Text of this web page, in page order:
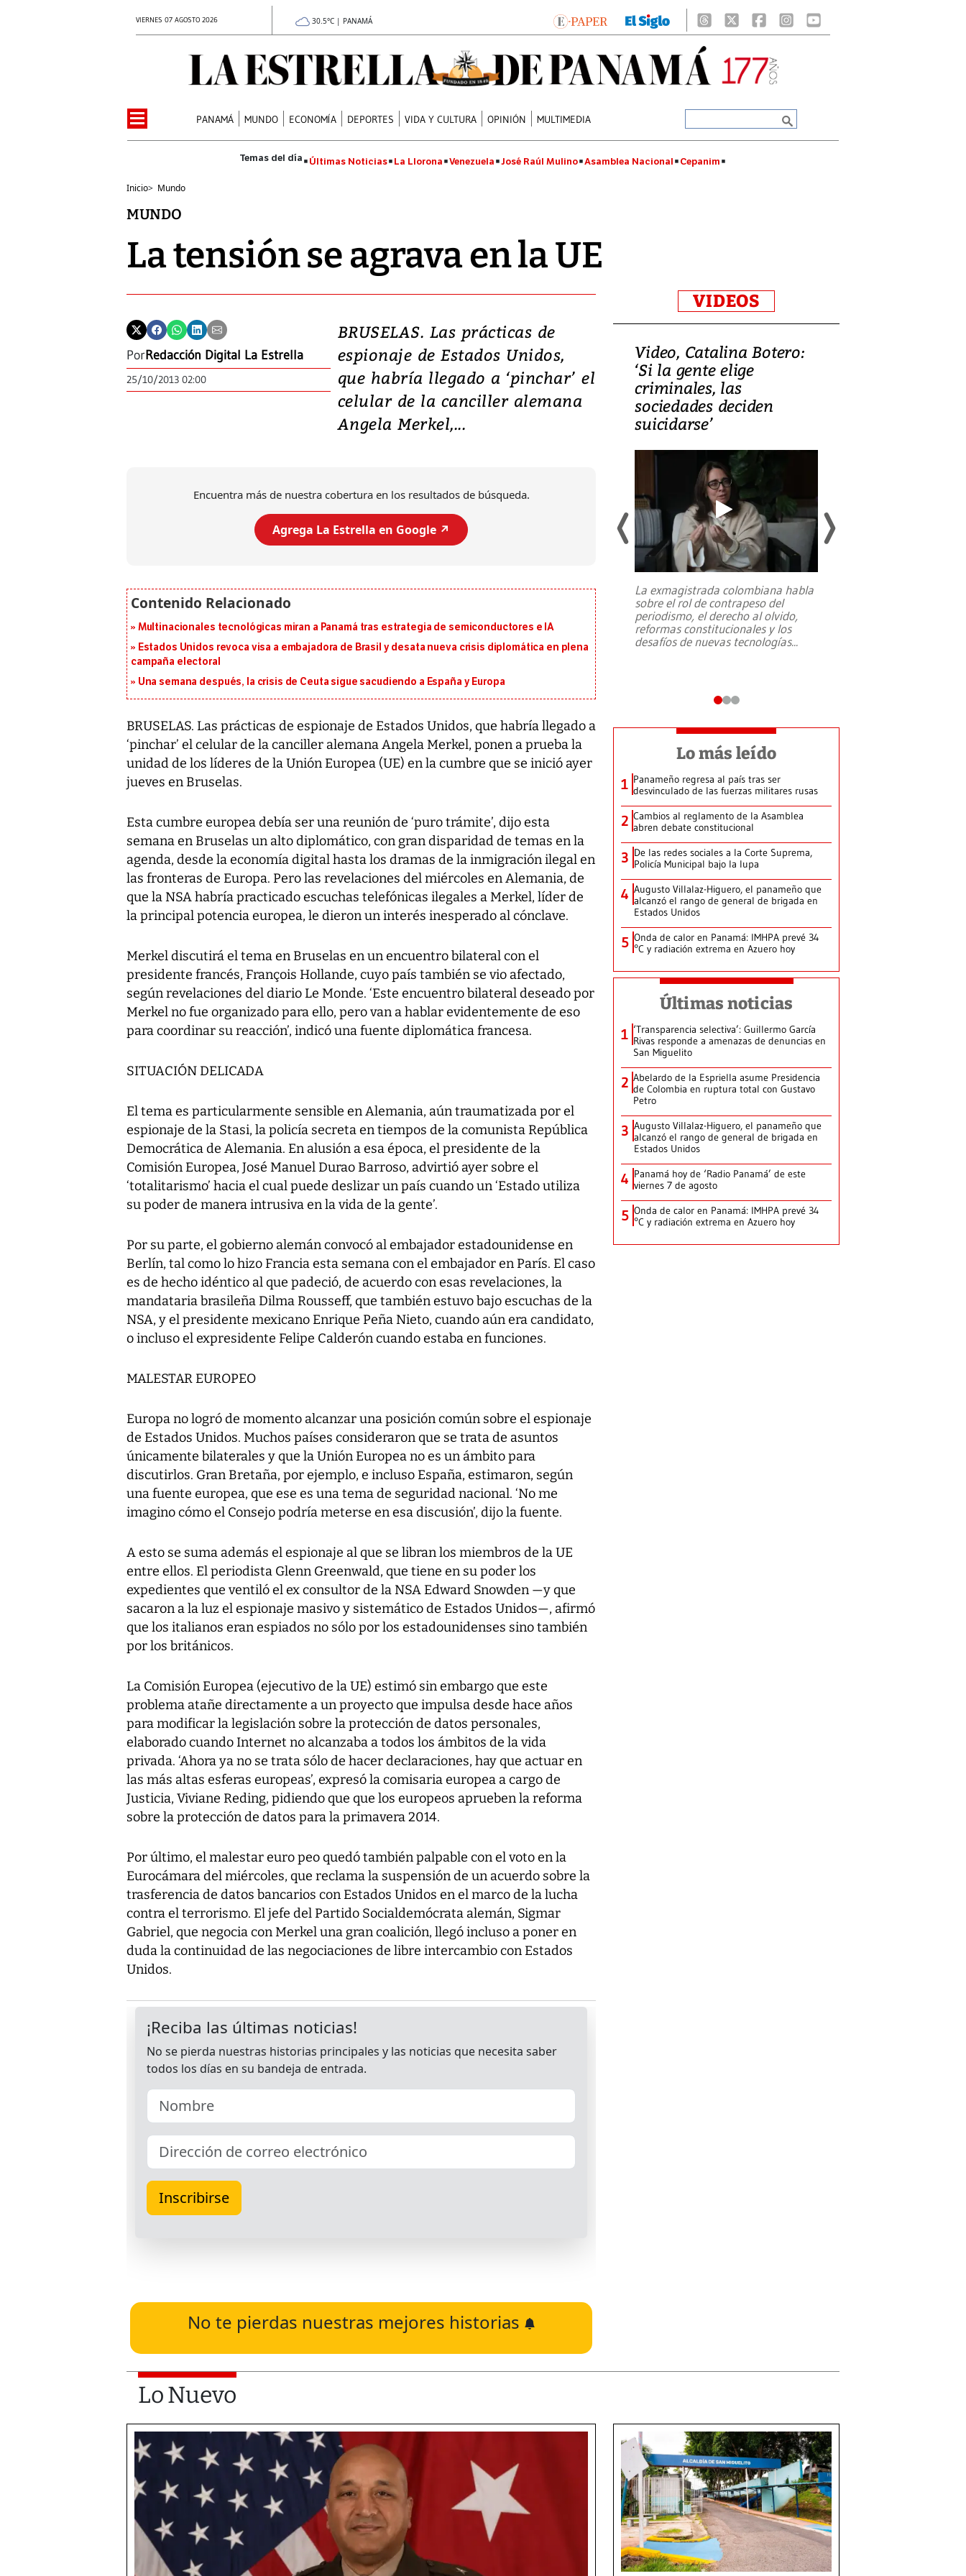
VIERNES 07 AGOSTO 2026 30.5°C | PANAMÁ
PANAMÁ MUNDO ECONOMÍA DEPORTES VIDA Y CULTURA OPINIÓN MULTIMEDIA
Últimas Noticias La Llorona Venezuela José Raúl Mulino Asamblea Nacional Cepanim
Inicio> Mundo
MUNDO
La tensión se agrava en la UE
PorRedacción Digital La Estrella
25/10/2013 02:00
BRUSELAS. Las prácticas de
espionaje de Estados Unidos,
que habría llegado a ‘pinchar’ el
celular de la canciller alemana
Angela Merkel,...
Encuentra más de nuestra cobertura en los resultados de búsqueda.
Agrega La Estrella en Google ↗️
Multinacionales tecnológicas miran a Panamá tras estrategia de semiconductores e IA
Estados Unidos revoca visa a embajadora de Brasil y desata nueva crisis diplomática en plena
campaña electoral
Una semana después, la crisis de Ceuta sigue sacudiendo a España y Europa
BRUSELAS. Las prácticas de espionaje de Estados Unidos, que habría llegado a
‘pinchar’ el celular de la canciller alemana Angela Merkel, ponen a prueba la
unidad de los líderes de la Unión Europea (UE) en la cumbre que se inició ayer
jueves en Bruselas.
Esta cumbre europea debía ser una reunión de ‘puro trámite’, dijo esta
semana en Bruselas un alto diplomático, con gran disparidad de temas en la
agenda, desde la economía digital hasta los dramas de la inmigración ilegal en
las fronteras de Europa. Pero las revelaciones del miércoles en Alemania, de
que la NSA habría practicado escuchas telefónicas ilegales a Merkel, líder de
la principal potencia europea, le dieron un interés inesperado al cónclave.
Merkel discutirá el tema en Bruselas en un encuentro bilateral con el
presidente francés, François Hollande, cuyo país también se vio afectado,
según revelaciones del diario Le Monde. ‘Este encuentro bilateral deseado por
Merkel no fue organizado para ello, pero van a hablar evidentemente de eso
para coordinar su reacción’, indicó una fuente diplomática francesa.
SITUACIÓN DELICADA
El tema es particularmente sensible en Alemania, aún traumatizada por el
espionaje de la Stasi, la policía secreta en tiempos de la comunista República
Democrática de Alemania. En alusión a esa época, el presidente de la
Comisión Europea, José Manuel Durao Barroso, advirtió ayer sobre el
‘totalitarismo’ hacia el cual puede deslizar un país cuando un ‘Estado utiliza
su poder de manera intrusiva en la vida de la gente’.
Por su parte, el gobierno alemán convocó al embajador estadounidense en
Berlín, tal como lo hizo Francia esta semana con el embajador en París. El caso
es de hecho idéntico al que padeció, de acuerdo con esas revelaciones, la
mandataria brasileña Dilma Rousseff, que también estuvo bajo escuchas de la
NSA, y el presidente mexicano Enrique Peña Nieto, cuando aún era candidato,
o incluso el expresidente Felipe Calderón cuando estaba en funciones.
MALESTAR EUROPEO
Europa no logró de momento alcanzar una posición común sobre el espionaje
de Estados Unidos. Muchos países consideraron que se trata de asuntos
únicamente bilaterales y que la Unión Europea no es un ámbito para
discutirlos. Gran Bretaña, por ejemplo, e incluso España, estimaron, según
una fuente europea, que ese es una tema de seguridad nacional. ‘No me
imagino cómo el Consejo podría meterse en esa discusión’, dijo la fuente.
A esto se suma además el espionaje al que se libran los miembros de la UE
entre ellos. El periodista Glenn Greenwald, que tiene en su poder los
expedientes que ventiló el ex consultor de la NSA Edward Snowden —y que
sacaron a la luz el espionaje masivo y sistemático de Estados Unidos—, afirmó
que los italianos eran espiados no sólo por los estadounidenses sino también
por los británicos.
La Comisión Europea (ejecutivo de la UE) estimó sin embargo que este
problema atañe directamente a un proyecto que impulsa desde hace años
para modificar la legislación sobre la protección de datos personales,
elaborado cuando Internet no alcanzaba a todos los ámbitos de la vida
privada. ‘Ahora ya no se trata sólo de hacer declaraciones, hay que actuar en
las más altas esferas europeas’, expresó la comisaria europea a cargo de
Justicia, Viviane Reding, pidiendo que que los europeos aprueben la reforma
sobre la protección de datos para la primavera 2014.
Por último, el malestar euro peo quedó también palpable con el voto en la
Eurocámara del miércoles, que reclama la suspensión de un acuerdo sobre la
trasferencia de datos bancarios con Estados Unidos en el marco de la lucha
contra el terrorismo. El jefe del Partido Socialdemócrata alemán, Sigmar
Gabriel, que negocia con Merkel una gran coalición, llegó incluso a poner en
duda la continuidad de las negociaciones de libre intercambio con Estados
Unidos.
No te pierdas nuestras mejores historias
VIDEOS
Video, Japón: Terremoto
deja heridos y graves
daños en Kumamoto
al sur de Japón, provocando una
Video, Catalina Botero:
‘Si la gente elige
criminales, las
sociedades deciden
suicidarse’
La exmagistrada colombiana habla
sobre el rol de contrapeso del
periodismo, el derecho al olvido,
reformas constitucionales y los
desafíos de nuevas tecnologías...
Lo más leído
1 Panameño regresa al país tras ser
desvinculado de las fuerzas militares rusas
2 Cambios al reglamento de la Asamblea
abren debate constitucional
3 De las redes sociales a la Corte Suprema,
Policía Municipal bajo la lupa
4 Augusto Villalaz-Higuero, el panameño que
alcanzó el rango de general de brigada en
Estados Unidos
5 Onda de calor en Panamá: IMHPA prevé 34
°C y radiación extrema en Azuero hoy
Últimas noticias
1 ‘Transparencia selectiva’: Guillermo García
Rivas responde a amenazas de denuncias en
San Miguelito
2 Abelardo de la Espriella asume Presidencia
de Colombia en ruptura total con Gustavo
Petro
3 Augusto Villalaz-Higuero, el panameño que
alcanzó el rango de general de brigada en
Estados Unidos
4 Panamá hoy de ‘Radio Panamá’ de este
viernes 7 de agosto
5 Onda de calor en Panamá: IMHPA prevé 34
°C y radiación extrema en Azuero hoy
Lo Nuevo